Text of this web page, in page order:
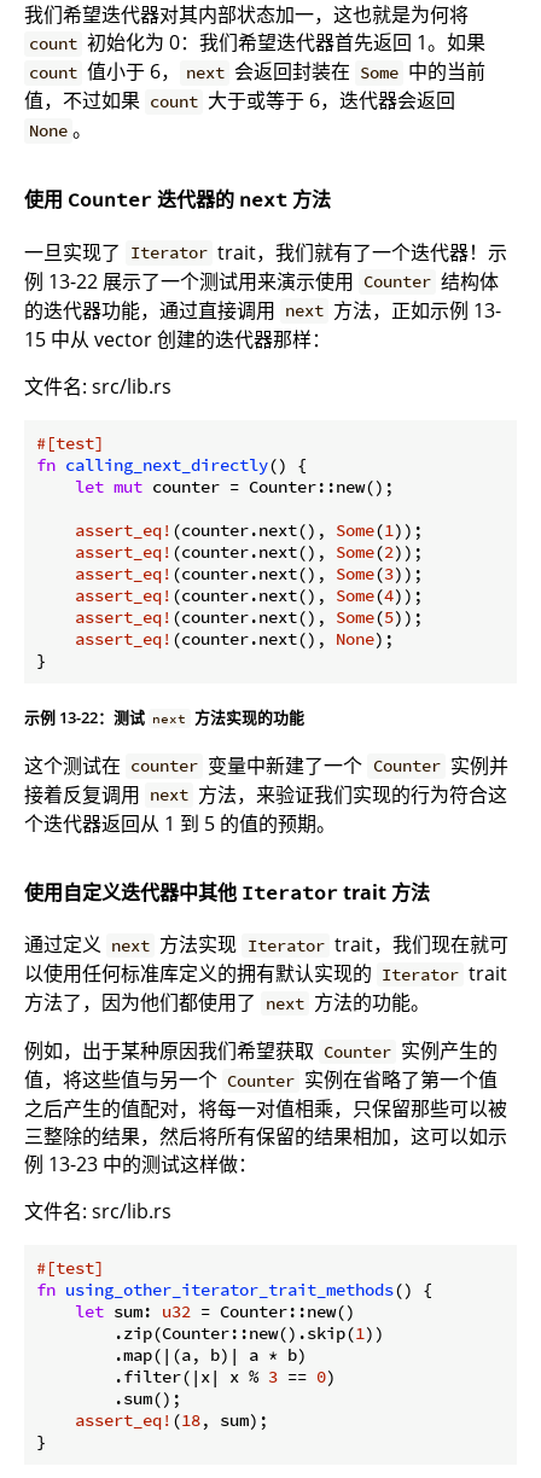
我们希望迭代器对其内部状态加一，这也就是为何将
count 初始化为 0：我们希望迭代器首先返回 1。如果
count 值小于 6， next 会返回封装在 Some 中的当前
值，不过如果 count 大于或等于 6，迭代器会返回
None 。
使用 Counter 迭代器的 next 方法
一旦实现了
Iterator trait，我们就有了一个迭代器！示
例 13-22 展示了一个测试用来演示使用 Counter 结构体
的迭代器功能，通过直接调用 next 方法，正如示例 13-
15 中从 vector 创建的迭代器那样：
文件名: src/lib.rs
#[test]
fn calling_next_directly() {
let mut counter = Counter::new();
assert_eq! (counter.next(), Some(1));
assert_eq! (counter.next(), Some(2));
assert_eq! (counter.next(), Some(3));
assert_eq! (counter.next(), Some(4));
assert_eq! (counter.next(), Some(5));
assert_eq! (counter.next(), None);
示例 13-22：测试 next 方法实现的功能
这个测试在 counter 变量中新建了一个 Counter 实例并
接着反复调用 next 方法，来验证我们实现的行为符合这
个迭代器返回从 1 到 5 的值的预期。
使用自定义迭代器中其他 Iterator trait 方法
通过定义 next 方法实现 Iterator trait，我们现在就可
以使用任何标准库定义的拥有默认实现的 Iterator trait
方法了，因为他们都使用了
next 方法的功能。
例如，出于某种原因我们希望获取 Counter 实例产生的
值，将这些值与另一个 Counter 实例在省略了第一个值
之后产生的值配对，将每一对值相乘，只保留那些可以被
三整除的结果，然后将所有保留的结果相加，这可以如示
例 13-23 中的测试这样做：
文件名: src/lib.rs
#[test]
fn using_other_iterator_trait_methods() {
let sum: u32 = Counter::new()
        .zip(Counter::new().skip(
1))
        .map(|(a, b)| a * b)
        .filter(|x| x %
3 == 0)
        .sum();
assert_eq! (18, sum);